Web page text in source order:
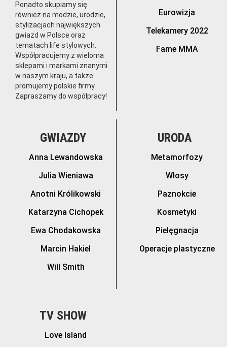
Ponadto skupiamy się
również na modzie, urodzie,
stylizacjach największych
gwiazd w Polsce oraz
tematach life stylowych.
Współpracujemy z wieloma
sklepami i markami znanymi
w naszym kraju, a także
promujemy polskie firmy.
Zapraszamy do współpracy!
Eurowizja
Telekamery 2022
Fame MMA
GWIAZDY
Anna Lewandowska
Julia Wieniawa
Anotni Królikowski
Katarzyna Cichopek
Ewa Chodakowska
Marcin Hakiel
Will Smith
URODA
Metamorfozy
Włosy
Paznokcie
Kosmetyki
Pielęgnacja
Operacje plastyczne
TV SHOW
Love Island